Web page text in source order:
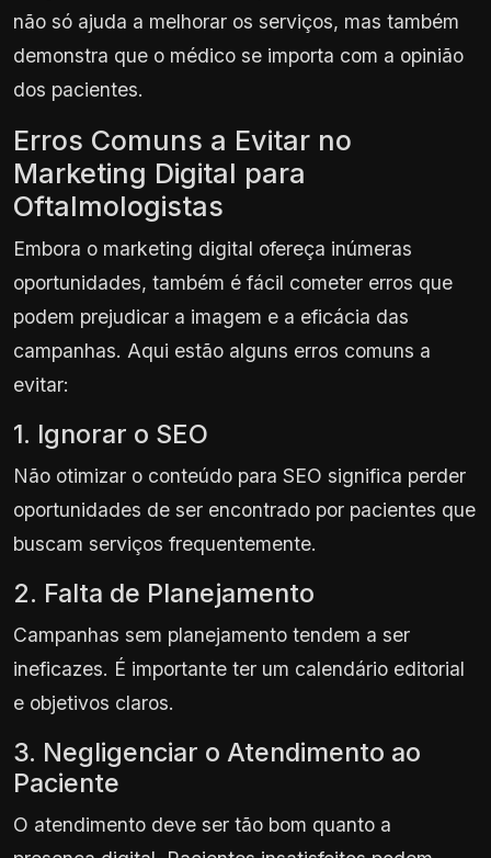
não só ajuda a melhorar os serviços, mas também
demonstra que o médico se importa com a opinião
dos pacientes.
Erros Comuns a Evitar no
Marketing Digital para
Oftalmologistas
Embora o marketing digital ofereça inúmeras
oportunidades, também é fácil cometer erros que
podem prejudicar a imagem e a eficácia das
campanhas. Aqui estão alguns erros comuns a
evitar:
1. Ignorar o SEO
Não otimizar o conteúdo para SEO significa perder
oportunidades de ser encontrado por pacientes que
buscam serviços frequentemente.
2. Falta de Planejamento
Campanhas sem planejamento tendem a ser
ineficazes. É importante ter um calendário editorial
e objetivos claros.
3. Negligenciar o Atendimento ao
Paciente
O atendimento deve ser tão bom quanto a